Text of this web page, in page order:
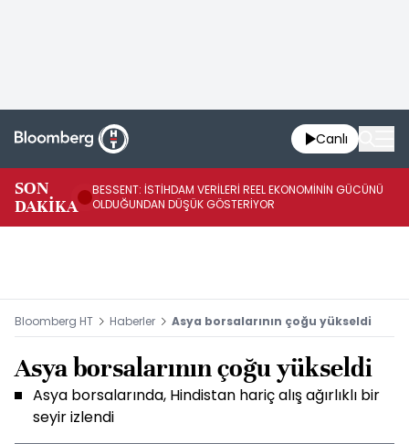
Canlı
SON
DAKİKA
BESSENT: İSTİHDAM VERİLERİ REEL EKONOMİNİN GÜCÜNÜ
OLDUĞUNDAN DÜŞÜK GÖSTERİYOR
Bloomberg HT Haberler Asya borsalarının çoğu yükseldi
Asya borsalarının çoğu yükseldi
Asya borsalarında, Hindistan hariç alış ağırlıklı bir
seyir izlendi